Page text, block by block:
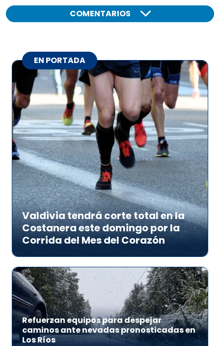
COMENTARIOS
EN PORTADA
Valdivia tendrá corte total en la
Costanera este domingo por la
Corrida del Mes del Corazón
Refuerzan equipos para despejar
caminos ante nevadas pronosticadas en
Los Ríos